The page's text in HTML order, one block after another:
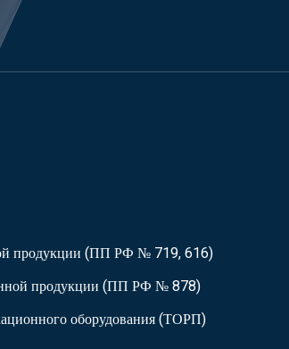
продукции (ПП РФ № 719, 616)
продукции (ПП РФ № 878)
оборудования (ТОРП)